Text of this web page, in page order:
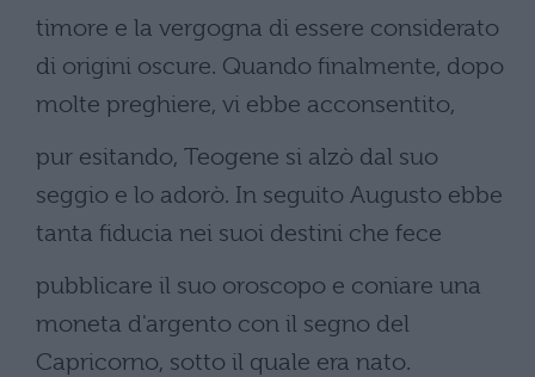
timore e la vergogna di essere considerato
di origini oscure. Quando finalmente, dopo
molte preghiere, vi ebbe acconsentito,
pur esitando, Teogene si alzò dal suo
seggio e lo adorò. In seguito Augusto ebbe
tanta fiducia nei suoi destini che fece
pubblicare il suo oroscopo e coniare una
moneta d'argento con il segno del
Capricorno, sotto il quale era nato.